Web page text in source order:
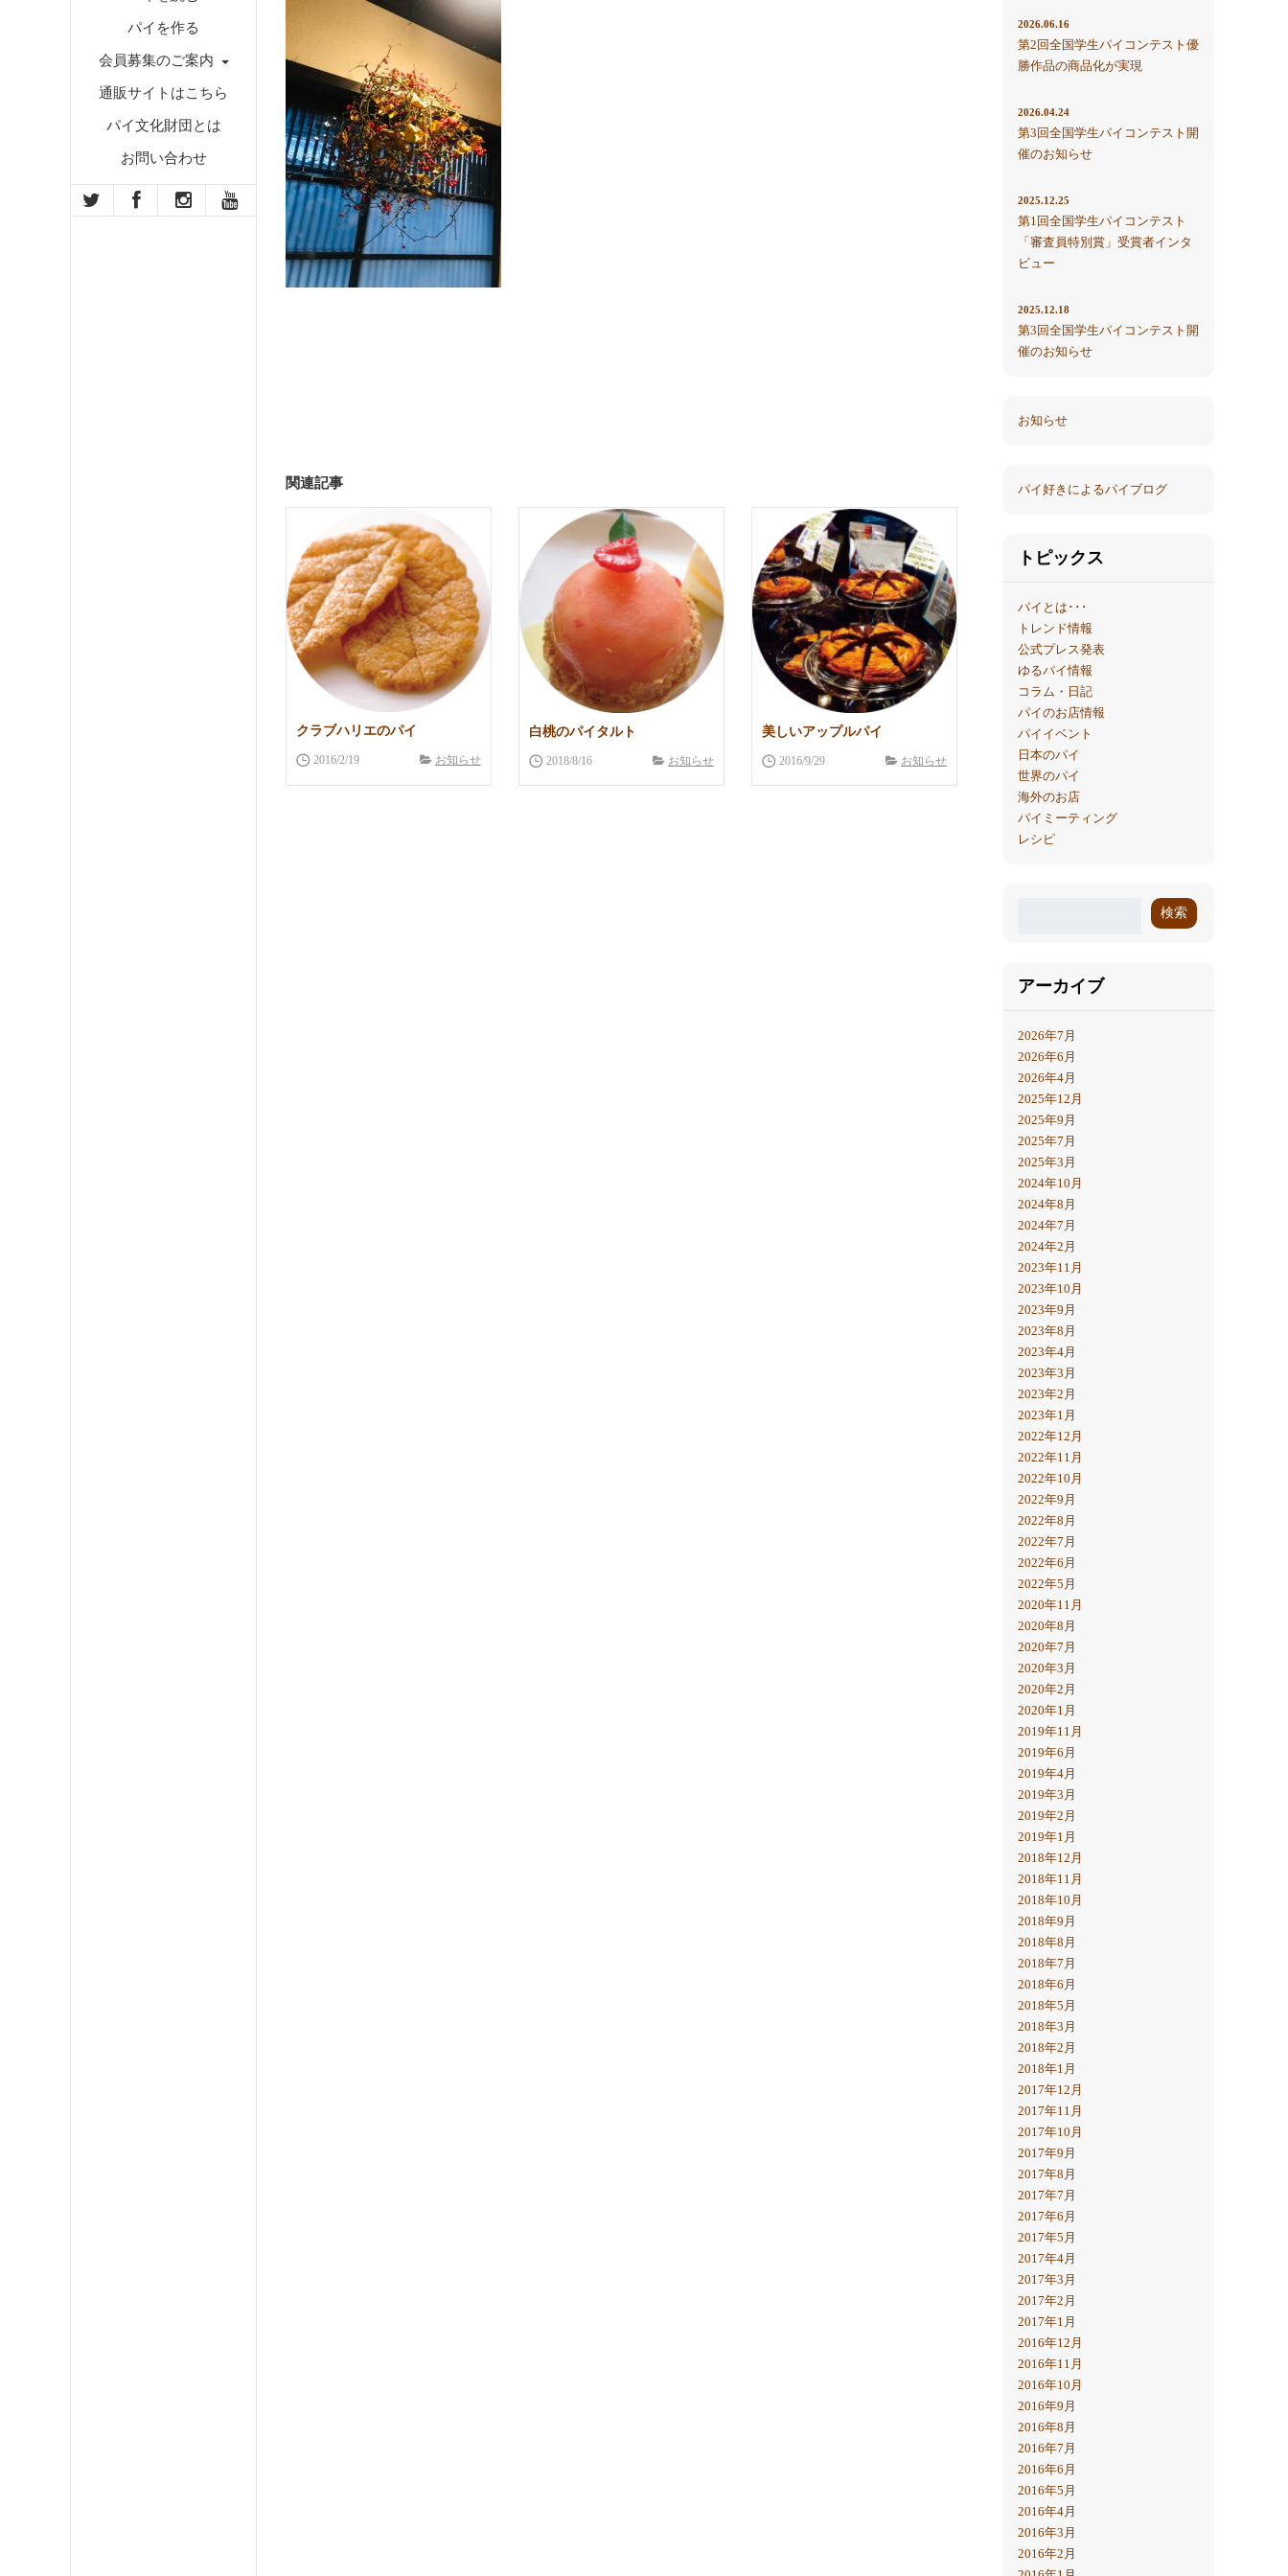
パイを作る
会員募集のご案内
通販サイトはこちら
パイ文化財団とは
お問い合わせ
関連記事
クラブハリエのパイ
2016/2/19 お知らせ
白桃のパイタルト
2018/8/16 お知らせ
美しいアップルパイ
2016/9/29 お知らせ
2026.06.16
第2回全国学生パイコンテスト優
勝作品の商品化が実現
2026.04.24
第3回全国学生パイコンテスト開
催のお知らせ
2025.12.25
第1回全国学生パイコンテスト
「審査員特別賞」受賞者インタ
ビュー
2025.12.18
第3回全国学生パイコンテスト開
催のお知らせ
お知らせ
パイ好きによるパイブログ
トピックス
パイとは･･･
トレンド情報
公式プレス発表
ゆるパイ情報
コラム・日記
パイのお店情報
パイイベント
日本のパイ
世界のパイ
海外のお店
パイミーティング
レシピ
検索
アーカイブ
2026年7月
2026年6月
2026年4月
2025年12月
2025年9月
2025年7月
2025年3月
2024年10月
2024年8月
2024年7月
2024年2月
2023年11月
2023年10月
2023年9月
2023年8月
2023年4月
2023年3月
2023年2月
2023年1月
2022年12月
2022年11月
2022年10月
2022年9月
2022年8月
2022年7月
2022年6月
2022年5月
2020年11月
2020年8月
2020年7月
2020年3月
2020年2月
2020年1月
2019年11月
2019年6月
2019年4月
2019年3月
2019年2月
2019年1月
2018年12月
2018年11月
2018年10月
2018年9月
2018年8月
2018年7月
2018年6月
2018年5月
2018年3月
2018年2月
2018年1月
2017年12月
2017年11月
2017年10月
2017年9月
2017年8月
2017年7月
2017年6月
2017年5月
2017年4月
2017年3月
2017年2月
2017年1月
2016年12月
2016年11月
2016年10月
2016年9月
2016年8月
2016年7月
2016年6月
2016年5月
2016年4月
2016年3月
2016年2月